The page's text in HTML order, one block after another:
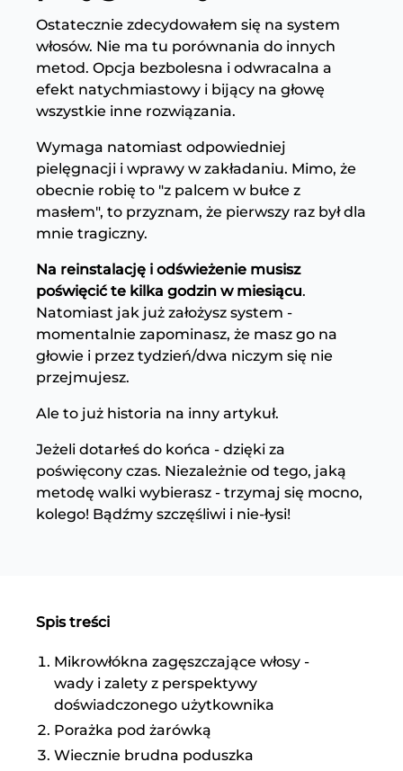
Ostatecznie zdecydowałem się na system
włosów. Nie ma tu porównania do innych
metod. Opcja bezbolesna i odwracalna a
efekt natychmiastowy i bijący na głowę
wszystkie inne rozwiązania.
Wymaga natomiast odpowiedniej
pielęgnacji i wprawy w zakładaniu. Mimo, że
obecnie robię to "z palcem w bułce z
masłem", to przyznam, że pierwszy raz był dla
mnie tragiczny.
Na reinstalację i odświeżenie musisz
poświęcić te kilka godzin w miesiącu.
Natomiast jak już założysz system -
momentalnie zapominasz, że masz go na
głowie i przez tydzień/dwa niczym się nie
przejmujesz.
Ale to już historia na inny artykuł.
Jeżeli dotarłeś do końca - dzięki za
poświęcony czas. Niezależnie od tego, jaką
metodę walki wybierasz - trzymaj się mocno,
kolego! Bądźmy szczęśliwi i nie-łysi!
Spis treści
Mikrowłókna zagęszczające włosy -
wady i zalety z perspektywy
doświadczonego użytkownika
Porażka pod żarówką
Wiecznie brudna poduszka